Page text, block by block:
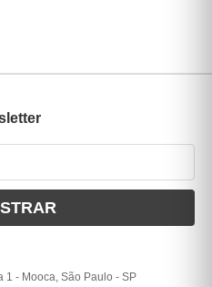
1 - Mooca, São Paulo -SP